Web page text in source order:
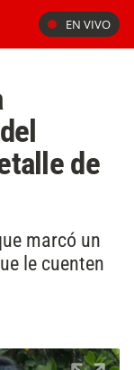
EN VIVO
de
marcó un
le cuenten